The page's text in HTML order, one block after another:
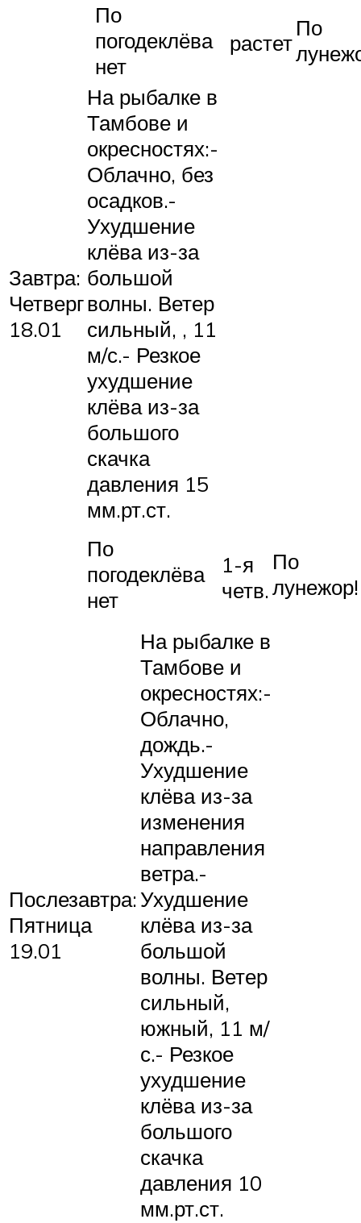
По
погодеклёва
нет
растет
По
Завтра:
Четверг
18.01
На рыбалке в
Тамбове и
окресностях:-
Облачно, без
осадков.-
Ухудшение
клёва из-за
большой
волны. Ветер
сильный, , 11
м/с.- Резкое
ухудшение
клёва из-за
большого
скачка
давления 15
мм.рт.ст.
По
погодеклёва
нет
1-я
четв.
По
лунежор!
Послезавтра:
Пятница
19.01
На рыбалке в
Тамбове и
окресностях:-
Облачно,
дождь.-
Ухудшение
клёва из-за
изменения
направления
ветра.-
Ухудшение
клёва из-за
большой
волны. Ветер
сильный,
южный, 11 м/
с.- Резкое
ухудшение
клёва из-за
большого
скачка
давления 10
мм.рт.ст.